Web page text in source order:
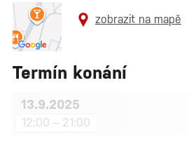
zobrazit na mapě
Termín konání
13.9.2025
12:00 – 21:00